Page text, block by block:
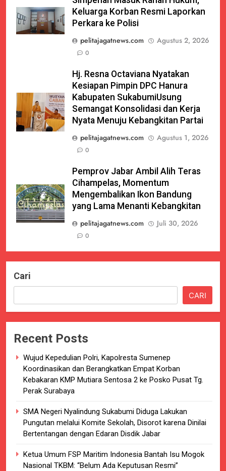
Keluarga Korban Resmi Laporkan
Perkara ke Polisi
pelitajagatnews.com
Agustus 2, 2026
0
Hj. Resna Octaviana Nyatakan
Kesiapan Pimpin DPC Hanura
Kabupaten SukabumiUsung
Semangat Konsolidasi dan Kerja
Nyata Menuju Kebangkitan Partai
pelitajagatnews.com
Agustus 1, 2026
0
Pemprov Jabar Ambil Alih Teras
Cihampelas, Momentum
Mengembalikan Ikon Bandung
yang Lama Menanti Kebangkitan
pelitajagatnews.com
Juli 30, 2026
0
Cari
CARI
Recent Posts
Wujud Kepedulian Polri, Kapolresta Sumenep
Koordinasikan dan Berangkatkan Empat Korban
Kebakaran KMP Mutiara Sentosa 2 ke Posko Pusat Tg.
Perak Surabaya
SMA Negeri Nyalindung Sukabumi Diduga Lakukan
Pungutan melalui Komite Sekolah, Disorot karena Dinilai
Bertentangan dengan Edaran Disdik Jabar
Ketua Umum FSP Maritim Indonesia Bantah Isu Mogok
Nasional TKBM: “Belum Ada Keputusan Resmi”